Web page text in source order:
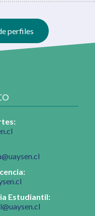
perfiles
Estudiantil: